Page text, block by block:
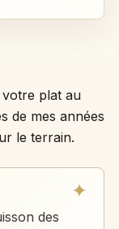
plat au
de mes années
le terrain.
des